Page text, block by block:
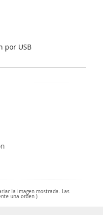
por USB
la imagen mostrada. Las
una orden )